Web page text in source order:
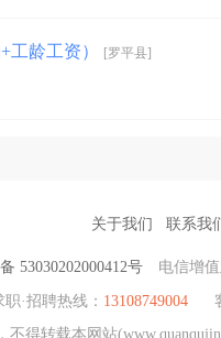
工龄工资） [罗平县]
关于我们 联系我
53030202000412号 电信增
职·招聘热线： 13108749004
不得转载本网站